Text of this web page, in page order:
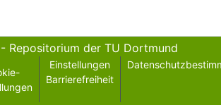
Repositorium der TU Dortmund
Einstellungen
Barrierefreiheit